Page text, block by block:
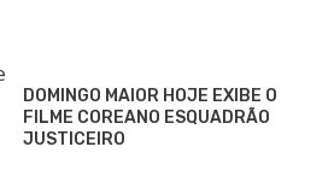
DOMINGO MAIOR HOJE EXIBE O
FILME COREANO ESQUADRÃO
JUSTICEIRO